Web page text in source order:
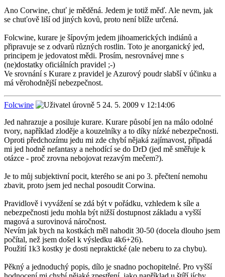
Ano Corwine, chuť je měděná. Jedem je totiž měď. Ale nevm, jak
se chuťově liší od jiných kovů, proto není blíže určená.
Folcwine, kurare je šípovým jedem jihoamerických indiánů a
připravuje se z odvarů různých rostlin. Toto je anorganický jed,
principem je jedovatost mědi. Prosím, nesrovnávej mne s
(ne)dostatky oficiálních pravidel ;-)
Ve srovnání s Kurare z pravidel je Azurový poudr slabší v účinku a
má věrohodnější nebezpečnost.
Folcwine
24. 5. 2009 v 12:14:06
Jed nahrazuje a posiluje kurare. Kurare působí jen na málo odolné
tvory, například zloděje a kouzelníky a to díky nízké nebezpečnosti.
Oproti předchozímu jedu mi zde chybí nějaká zajímavost, připadá
mi jed hodně nefantasy a nehodící se do DrD (jed mě směřuje k
otázce - proč zrovna nebojovat rezavým mečem?).
Je to můj subjektivní pocit, kterého se ani po 3. přečtení nemohu
zbavit, proto jsem jed nechal posoudit Corwina.
Pravidlově i vyvážení se zdá být v pořádku, vzhledem k síle a
nebezpečnosti jedu mohla být nižší dostupnost základu a vyšší
magová a surovinová náročnost.
Nevím jak bych na kostkách měl nahodit 30-50 (docela dlouho jsem
počítal, než jsem došel k výsledku 4k6+26).
Použití 1k3 kostky je dosti nepraktické (ale neberu to za chybu).
Pěkný a jednoduchý popis, dílo je snadno pochopitelné. Pro vyšší